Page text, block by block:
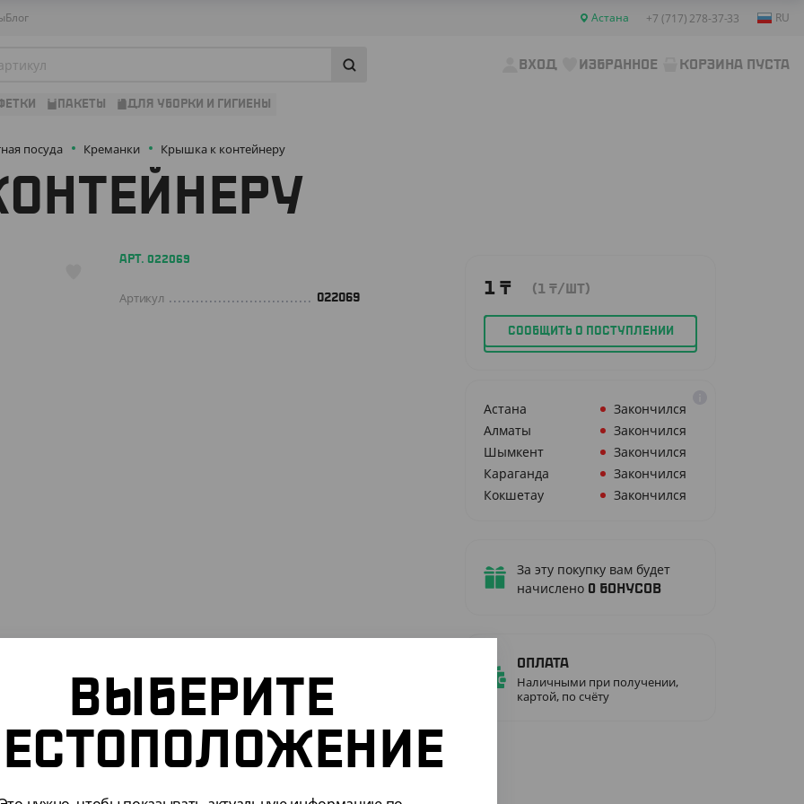
Блог Астана +7 (717) 278-37-33 RU
ВХОД ИЗБРАННОЕ КОРЗИНА ПУСТА
ПАКЕТЫ ДЛЯ УБОРКИ И ГИГИЕНЫ
посуда Креманки Крышка к контейнеру
1 ₸ (1 ₸/ШТ)
СООБЩИТЬ О ПОСТУПЛЕНИИ
Астана
Закончился
Алматы
Закончился
Шымкент
Закончился
Караганда
Закончился
Кокшетау
Закончился
За эту покупку вам будет
начислено 0 бонусов
Оплата
Наличными при получении,
картой, по счёту
АРТ. 022069
Артикул 022069
ВЫБЕРИТЕ